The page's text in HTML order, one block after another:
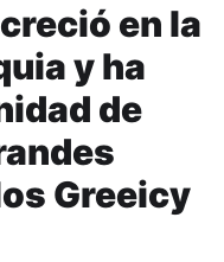
en la
y ha
de
Greeicy